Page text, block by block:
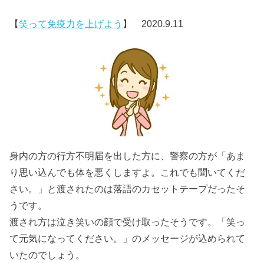
【笑って免疫力を上げよう 】 2020.9.11
身内の方の行方不明届を出した方に、警察の方が「あま
り思い込んでも体を悪くしますよ。これでも聞いてくだ
さい。」と渡されたのは落語のカセットテープだったそ
うです。
渡され方は泣き笑いの顔で受け取ったそうです。「笑っ
て元気になってください。」のメッセージが込められて
いたのでしょう。